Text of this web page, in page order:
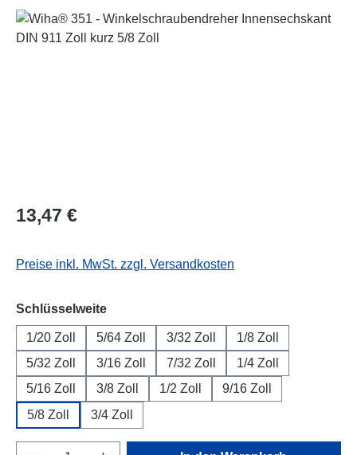
Bildergalerie überspringen
Regulärer Preis:
13,47 €
Preise inkl. MwSt. zzgl. Versandkosten
Schlüsselweiteauswählen
1/20 Zoll 5/64 Zoll 3/32 Zoll
1/8 Zoll
5/32 Zoll
3/16 Zoll 7/32 Zoll
1/4 Zoll
5/16 Zoll
3/8 Zoll 1/2 Zoll
9/16 Zoll
5/8 Zoll
3/4 Zoll